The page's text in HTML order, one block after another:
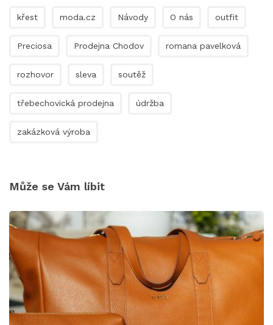
křest moda.cz Návody O nás outfit
Preciosa Prodejna Chodov romana pavelková
rozhovor sleva soutěž
třebechovická prodejna údržba
zakázková výroba
Může se Vám líbit